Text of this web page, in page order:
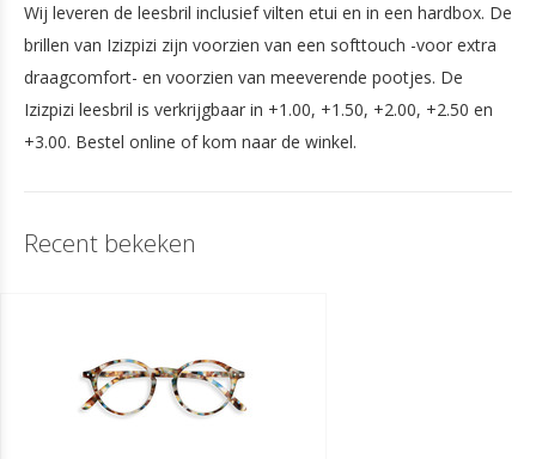
Wij leveren de leesbril inclusief vilten etui en in een hardbox. De
brillen van Izizpizi zijn voorzien van een softtouch -voor extra
draagcomfort- en voorzien van meeverende pootjes. De
Izizpizi leesbril is verkrijgbaar in +1.00, +1.50, +2.00, +2.50 en
+3.00. Bestel online of kom naar de winkel.
Recent bekeken